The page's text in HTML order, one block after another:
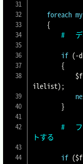
foreach my
{
#
if (-d
{
ilelist);
}
#	ファイルの場合は拡張子が txt ならばリス
トする
if (